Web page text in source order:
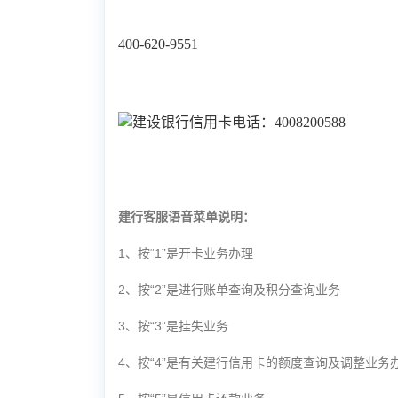
400-620-9551
建行客服语音菜单说明：
1、按“1”是开卡业务办理
2、按“2”是进行账单查询及积分查询业务
3、按“3”是挂失业务
4、按“4”是有关建行信用卡的额度查询及调整业务